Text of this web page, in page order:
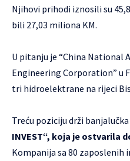
Njihovi prihodi iznosili su
bili 27,03 miliona KM.
U pitanju je “China
Engineering Corporation” u
tri hidroelektrane na rijeci
Treću poziciju drži banjalučka
INVEST“, koja je ostvarila
Kompanija sa 80 zaposlenih